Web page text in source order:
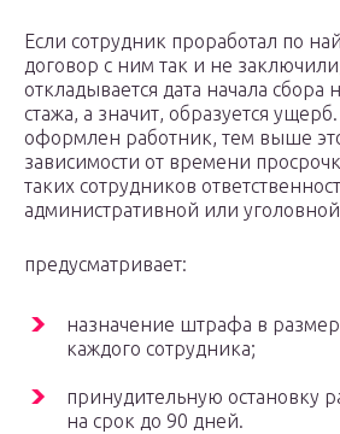
Если сотрудник проработал по
договор с ним так и не
откладывается дата начала сбора
стажа, а значит, образуется
оформлен работник, тем выше
зависимости от времени
таких сотрудников
административной или
предусматривает:
назначение штрафа в
каждого сотрудника;
принудительную остановку
на срок до 90 дней.